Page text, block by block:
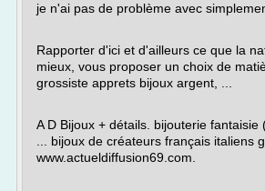
je n'ai pas de problème avec
Rapporter d'ici et d'ailleurs ce que la
mieux, vous proposer un choix de
grossiste apprets bijoux argent, ...
A D Bijoux + détails. bijouterie fantaisie
... bijoux de créateurs français italiens
www.actueldiffusion69.com.